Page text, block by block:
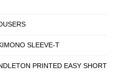
SLEEVE-T
PRINTED EASY SHORT